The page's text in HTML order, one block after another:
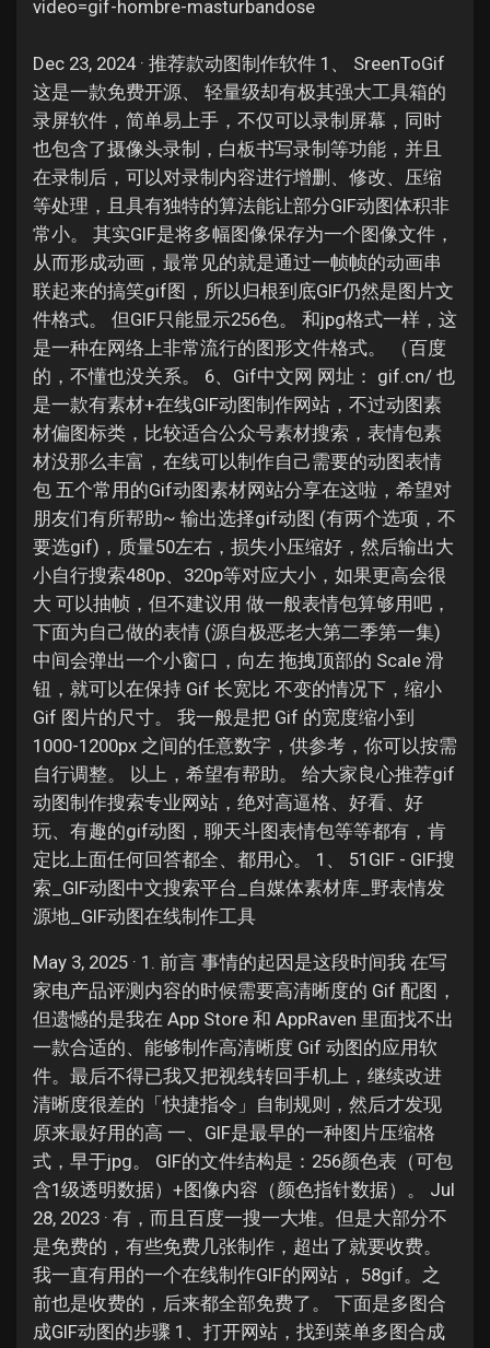
Offers
Jobs
video=gif-hombre-masturbandose
Dec 23, 2024 · 推荐款动图制作软件 1、 SreenToGif
这是一款免费开源、 轻量级却有极其强大工具箱的
录屏软件，简单易上手，不仅可以录制屏幕，同时
也包含了摄像头录制，白板书写录制等功能，并且
在录制后，可以对录制内容进行增删、修改、压缩
等处理，且具有独特的算法能让部分GIF动图体积非
常小。 其实GIF是将多幅图像保存为一个图像文件，
从而形成动画，最常见的就是通过一帧帧的动画串
联起来的搞笑gif图，所以归根到底GIF仍然是图片文
件格式。 但GIF只能显示256色。 和jpg格式一样，这
是一种在网络上非常流行的图形文件格式。 （百度
的，不懂也没关系。 6、Gif中文网 网址： gif.cn/ 也
是一款有素材+在线GIF动图制作网站，不过动图素
材偏图标类，比较适合公众号素材搜索，表情包素
材没那么丰富，在线可以制作自己需要的动图表情
包 五个常用的Gif动图素材网站分享在这啦，希望对
朋友们有所帮助~ 输出选择gif动图 (有两个选项，不
要选gif)，质量50左右，损失小压缩好，然后输出大
小自行搜索480p、320p等对应大小，如果更高会很
大 可以抽帧，但不建议用 做一般表情包算够用吧，
下面为自己做的表情 (源自极恶老大第二季第一集)
中间会弹出一个小窗口，向左 拖拽顶部的 Scale 滑
钮，就可以在保持 Gif 长宽比 不变的情况下，缩小
Gif 图片的尺寸。 我一般是把 Gif 的宽度缩小到
1000-1200px 之间的任意数字，供参考，你可以按需
自行调整。 以上，希望有帮助。 给大家良心推荐gif
动图制作搜索专业网站，绝对高逼格、好看、好
玩、有趣的gif动图，聊天斗图表情包等等都有，肯
定比上面任何回答都全、都用心。 1、 51GIF - GIF搜
索_GIF动图中文搜索平台_自媒体素材库_野表情发
源地_GIF动图在线制作工具
May 3, 2025 · 1. 前言 事情的起因是这段时间我 在写
家电产品评测内容的时候需要高清晰度的 Gif 配图，
但遗憾的是我在 App Store 和 AppRaven 里面找不出
一款合适的、能够制作高清晰度 Gif 动图的应用软
件。最后不得已我又把视线转回手机上，继续改进
清晰度很差的「快捷指令」自制规则，然后才发现
原来最好用的高 一、GIF是最早的一种图片压缩格
式，早于jpg。 GIF的文件结构是：256颜色表（可包
含1级透明数据）+图像内容（颜色指针数据）。 Jul
28, 2023 · 有，而且百度一搜一大堆。但是大部分不
是免费的，有些免费几张制作，超出了就要收费。
我一直有用的一个在线制作GIF的网站， 58gif。之
前也是收费的，后来都全部免费了。 下面是多图合
成GIF动图的步骤 1、打开网站，找到菜单多图合成